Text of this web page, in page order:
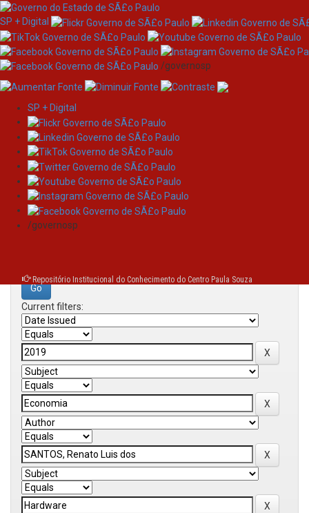
Skip
navigation
SP + Digital
/governosp
SP + Digital
/governosp
Repositório Institucional do Conhecimento do Centro Paula Souza
Search
Search:
Current filters: